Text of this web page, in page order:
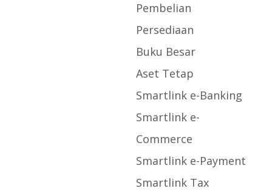
Pembelian
Persediaan
Buku Besar
Aset Tetap
Smartlink e-Banking
Smartlink e-
Commerce
Smartlink e-Payment
Smartlink Tax